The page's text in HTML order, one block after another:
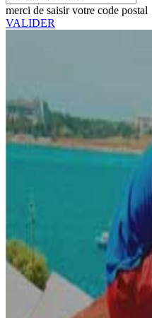
merci de saisir votre code postal
VALIDER